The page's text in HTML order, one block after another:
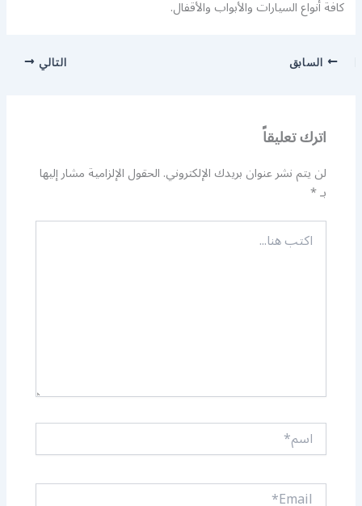
كافة أنواع السيارات والأبواب والأقفال.
السابق التالي
اترك تعليقاً
لن يتم نشر عنوان بريدك الإلكتروني.الحقول الإلزامية مشار إليها
بـ*
اكتب
هنا...
اسم*
Email*